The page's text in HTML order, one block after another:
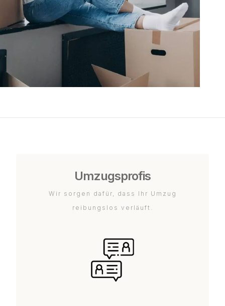
Umzugsprofis
Wir sorgen dafür, dass Ihr Umzug
reibungslos verläuft.